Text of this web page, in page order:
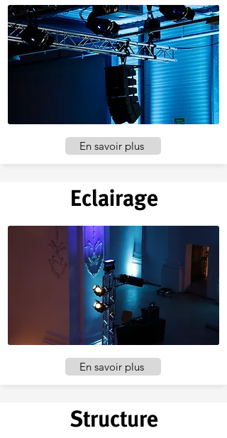
En savoir plus
Eclairage
En savoir plus
Structure